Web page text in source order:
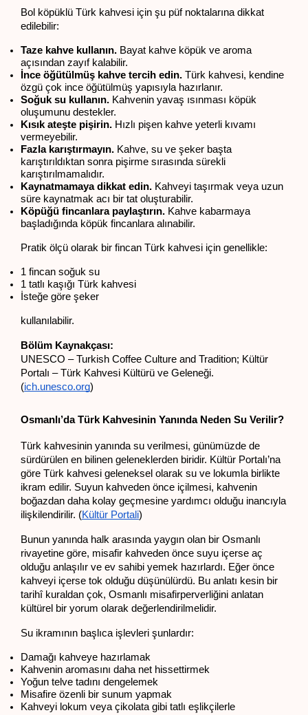
Bol köpüklü Türk kahvesi için şu püf noktalarına dikkat
edilebilir:
Taze kahve kullanın. Bayat kahve köpük ve aroma
açısından zayıf kalabilir.
İnce öğütülmüş kahve tercih edin. Türk kahvesi, kendine
özgü çok ince öğütülmüş yapısıyla hazırlanır.
Soğuk su kullanın. Kahvenin yavaş ısınması köpük
oluşumunu destekler.
Kısık ateşte pişirin. Hızlı pişen kahve yeterli kıvamı
vermeyebilir.
Fazla karıştırmayın. Kahve, su ve şeker başta
karıştırıldıktan sonra pişirme sırasında sürekli
karıştırılmamalıdır.
Kaynatmamaya dikkat edin. Kahveyi taşırmak veya uzun
süre kaynatmak acı bir tat oluşturabilir.
Köpüğü fincanlara paylaştırın. Kahve kabarmaya
başladığında köpük fincanlara alınabilir.
Pratik ölçü olarak bir fincan Türk kahvesi için genellikle:
1 fincan soğuk su
1 tatlı kaşığı Türk kahvesi
İsteğe göre şeker
kullanılabilir.
Bölüm Kaynakçası:
UNESCO – Turkish Coffee Culture and Tradition; Kültür
Portalı – Türk Kahvesi Kültürü ve Geleneği.
(ich.unesco.org)
Osmanlı’da Türk Kahvesinin Yanında Neden Su Verilir?
Türk kahvesinin yanında su verilmesi, günümüzde de
sürdürülen en bilinen geleneklerden biridir. Kültür Portalı’na
göre Türk kahvesi geleneksel olarak su ve lokumla birlikte
ikram edilir. Suyun kahveden önce içilmesi, kahvenin
boğazdan daha kolay geçmesine yardımcı olduğu inancıyla
ilişkilendirilir. (Kültür Portali)
Bunun yanında halk arasında yaygın olan bir Osmanlı
rivayetine göre, misafir kahveden önce suyu içerse aç
olduğu anlaşılır ve ev sahibi yemek hazırlardı. Eğer önce
kahveyi içerse tok olduğu düşünülürdü. Bu anlatı kesin bir
tarihî kuraldan çok, Osmanlı misafirperverliğini anlatan
kültürel bir yorum olarak değerlendirilmelidir.
Su ikramının başlıca işlevleri şunlardır:
Damağı kahveye hazırlamak
Kahvenin aromasını daha net hissettirmek
Yoğun telve tadını dengelemek
Misafire özenli bir sunum yapmak
Kahveyi lokum veya çikolata gibi tatlı eşlikçilerle